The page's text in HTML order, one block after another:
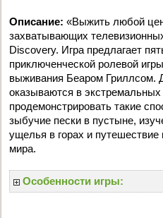
Описание: «Выжить любой
захватывающих
Discovery. Игра предлагает
приключенческой ролевой
выживания Беаром Гриллсом.
оказываются в
продемонстрировать такие
зыбучие пески в пустыне,
ущелья в горах и
мира.
Особенности игры: